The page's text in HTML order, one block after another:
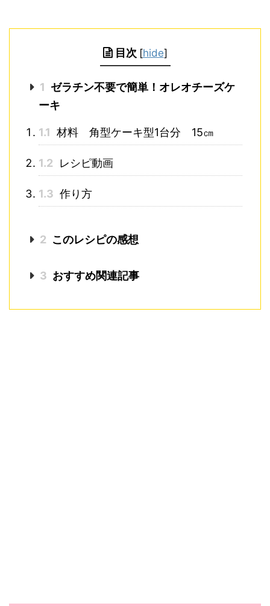
目次 [hide]
1 ゼラチン不要で簡単！オレオチーズケ
ーキ
1.1 材料 角型ケーキ型1台分 15㎝
1.2 レシピ動画
1.3 作り方
2 このレシピの感想
3 おすすめ関連記事